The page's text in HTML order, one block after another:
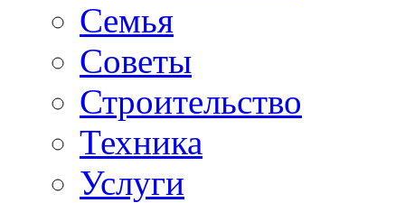
Семья
Советы
Строительство
Техника
Услуги